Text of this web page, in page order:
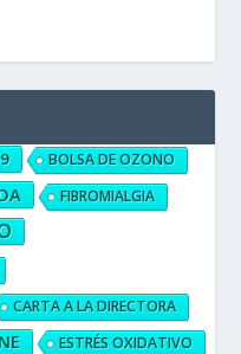
BOLSA DE OZONO
FIBROMIALGIA
CARTA A LA DIRECTORA
ESTRÉS OXIDATIVO